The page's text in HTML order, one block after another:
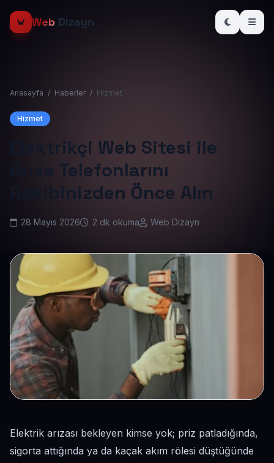
Web Dizayn
Anasayfa / Haberler / Hizmet
Hizmet
Elektrikçi Web Sitesi ile
Arıza Telefonlarını
Rakibinizden Önce Alın
28 Mayıs 2026 2 dk okuma Web Dizayn
Elektrik arızası bekleyen kimse yok; priz patladığında,
sigorta attığında ya da kaçak akım rölesi düştüğünde